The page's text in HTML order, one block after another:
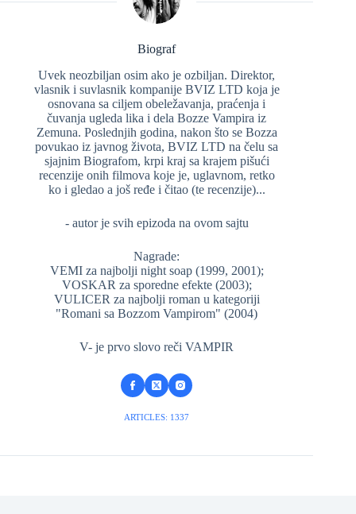
Biograf
Uvek neozbiljan osim ako je ozbiljan. Direktor,
vlasnik i suvlasnik kompanije BVIZ LTD koja je
osnovana sa ciljem obeležavanja, praćenja i
čuvanja ugleda lika i dela Bozze Vampira iz
Zemuna. Poslednjih godina, nakon što se Bozza
povukao iz javnog života, BVIZ LTD na čelu sa
sjajnim Biografom, krpi kraj sa krajem pišući
recenzije onih filmova koje je, uglavnom, retko
ko i gledao a još ređe i čitao (te recenzije)...
- autor je svih epizoda na ovom sajtu
Nagrade:
VEMI za najbolji night soap (1999, 2001);
VOSKAR za sporedne efekte (2003);
VULICER za najbolji roman u kategoriji
"Romani sa Bozzom Vampirom" (2004)
V- je prvo slovo reči VAMPIR
ARTICLES: 1337